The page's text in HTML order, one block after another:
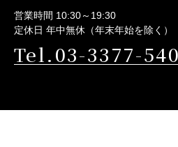
営業時間 10:30～19:30
定休日 年中無休（年末年始を除く）
Tel.03-3377-